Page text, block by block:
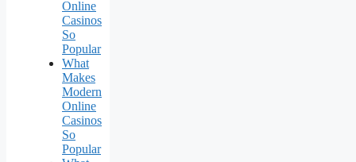
Online
Casinos
So
Popular
What
Makes
Modern
Online
Casinos
So
Popular